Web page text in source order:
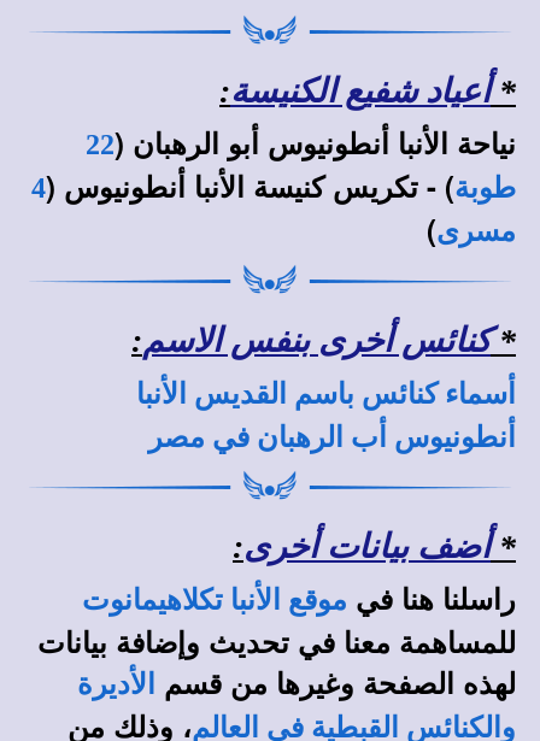
*أعياد شفيع الكنيسة:
نياحة الأنبا أنطونيوس أبو الرهبان (22
طوبة) - تكريس كنيسة الأنبا أنطونيوس (4
مسرى)
*كنائس أخرى بنفس الاسم:
أسماء كنائس باسم القديس الأنبا
أنطونيوس أب الرهبان في مصر
*أضف بيانات أخرى:
راسلنا هنا في موقع الأنبا تكلاهيمانوت
للمساهمة معنا في تحديث وإضافة بيانات
لهذه الصفحة وغيرها من قسم
الأديرة
والكنائس القبطية في العالم، وذلك من